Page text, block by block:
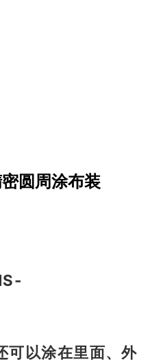
圆周涂布装
可以涂在里面、外